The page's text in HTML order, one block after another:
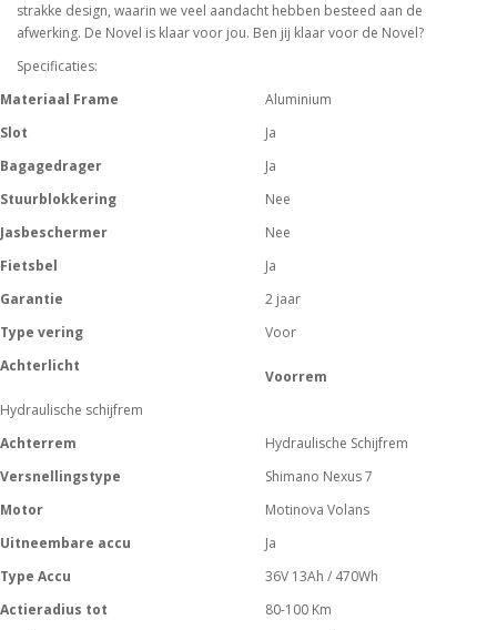
strakke design, waarin we veel aandacht hebben besteed aan de
afwerking. De Novel is klaar voor jou. Ben jij klaar voor de Novel?
Specificaties:
Materiaal Frame
Aluminium
Slot
Ja
Bagagedrager
Ja
Stuurblokkering
Nee
Jasbeschermer
Nee
Fietsbel
Ja
Garantie
2 jaar
Type vering
Voor
Achterlicht
Voorrem
Hydraulische schijfrem
Achterrem
Hydraulische Schijfrem
Versnellingstype
Shimano Nexus 7
Motor
Motinova Volans
Uitneembare accu
Ja
Type Accu
36V 13Ah / 470Wh
Actieradius tot
80-100 Km